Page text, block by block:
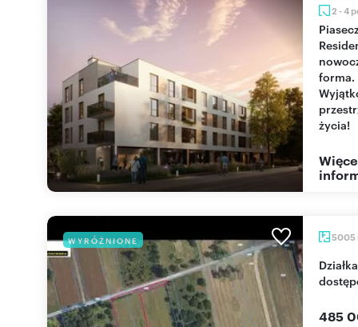
2 - 4
Piaseczno
forma.
życia!
WYRÓŻNIONE 5005
Działka budowlano-rolna z kontenerami i
485